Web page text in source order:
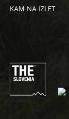
KAM NA IZLET